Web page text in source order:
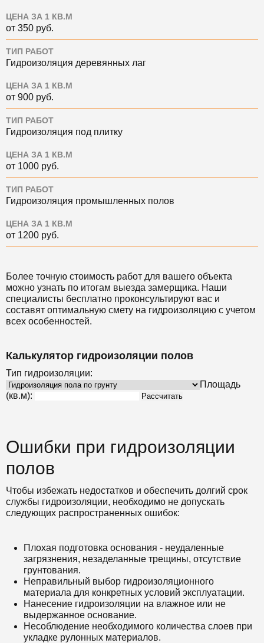
ЦЕНА ЗА 1 КВ.М
от 350 руб.
ТИП РАБОТ
Гидроизоляция деревянных лаг
ЦЕНА ЗА 1 КВ.М
от 900 руб.
ТИП РАБОТ
Гидроизоляция под плитку
ЦЕНА ЗА 1 КВ.М
от 1000 руб.
ТИП РАБОТ
Гидроизоляция промышленных полов
ЦЕНА ЗА 1 КВ.М
от 1200 руб.
Более точную стоимость работ для вашего объекта
можно узнать по итогам выезда замерщика. Наши
специалисты бесплатно проконсультируют вас и
составят оптимальную смету на гидроизоляцию с учетом
всех особенностей.
Калькулятор гидроизоляции полов
Тип гидроизоляции:
Площадь
(кв.м):
Рассчитать
Ошибки при гидроизоляции
полов
Чтобы избежать недостатков и обеспечить долгий срок
службы гидроизоляции, необходимо не допускать
следующих распространенных ошибок:
Плохая подготовка основания - неудаленные
загрязнения, незаделанные трещины, отсутствие
грунтования.
Неправильный выбор гидроизоляционного
материала для конкретных условий эксплуатации.
Нанесение гидроизоляции на влажное или не
выдержанное основание.
Несоблюдение необходимого количества слоев при
укладке рулонных материалов.